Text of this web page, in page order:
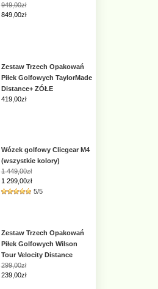
949,00zł
849,00zł
Zestaw Trzech Opakowań
Piłek Golfowych TaylorMade
Distance+ ZÓŁE
419,00zł
Wózek golfowy Clicgear M4
(wszystkie kolory)
1 449,00zł
1 299,00zł
5/5
Zestaw Trzech Opakowań
Piłek Golfowych Wilson
Tour Velocity Distance
299,00zł
239,00zł